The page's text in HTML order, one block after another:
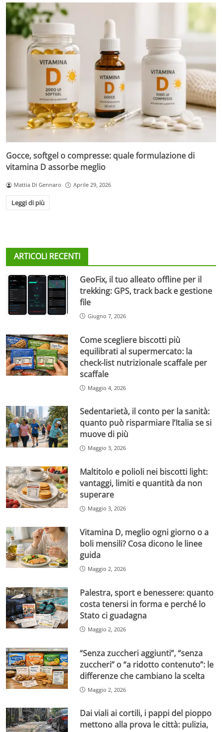
Gocce, softgel o compresse: quale formulazione di
vitamina D assorbe meglio
Mattia Di Gennaro Aprile 29, 2026
Leggi di più
ARTICOLI RECENTI
GeoFix, il tuo alleato offline per il
trekking: GPS, track back e gestione
file
Giugno 7, 2026
Come scegliere biscotti più
equilibrati al supermercato: la
check-list nutrizionale scaffale per
scaffale
Maggio 4, 2026
Sedentarietà, il conto per la sanità:
quanto può risparmiare l’Italia se si
muove di più
Maggio 3, 2026
Maltitolo e polioli nei biscotti light:
vantaggi, limiti e quantità da non
superare
Maggio 3, 2026
Vitamina D, meglio ogni giorno o a
boli mensili? Cosa dicono le linee
guida
Maggio 2, 2026
Palestra, sport e benessere: quanto
costa tenersi in forma e perché lo
Stato ci guadagna
Maggio 2, 2026
“Senza zuccheri aggiunti”, “senza
zuccheri” o “a ridotto contenuto”: le
differenze che cambiano la scelta
Maggio 2, 2026
Dai viali ai cortili, i pappi del pioppo
mettono alla prova le città: pulizia,